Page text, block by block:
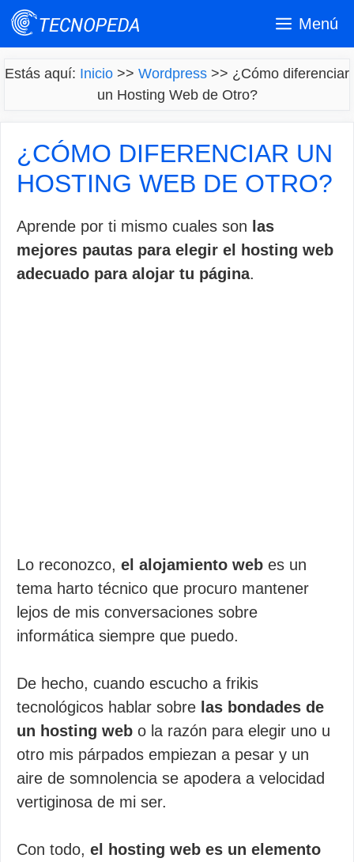
Saltar
Menú
Estás aquí: Inicio >> Wordpress >> ¿Cómo diferenciar
un Hosting Web de Otro?
¿CÓMO DIFERENCIAR UN
HOSTING WEB DE OTRO?
Aprende por ti mismo cuales son las
mejores pautas para elegir el hosting web
adecuado para alojar tu página.
Lo reconozco, el alojamiento web es un
tema harto técnico que procuro mantener
lejos de mis conversaciones sobre
informática siempre que puedo.
De hecho, cuando escucho a frikis
tecnológicos hablar sobre las bondades de
un hosting web o la razón para elegir uno u
otro mis párpados empiezan a pesar y un
aire de somnolencia se apodera a velocidad
vertiginosa de mi ser.
Con todo, el hosting web es un elemento